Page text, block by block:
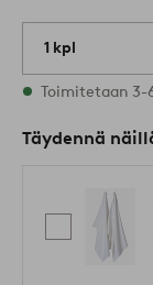
1 kpl
Varastossa
Toimitetaan 3-
Täydennä